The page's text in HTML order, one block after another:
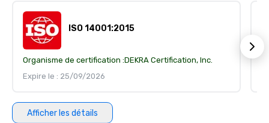
ISO 14001:2015
Organisme de certification :DEKRA Certification, Inc.
Expire le : 25/09/2026
Afficher les détails